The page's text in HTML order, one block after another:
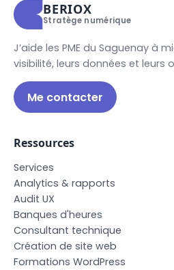
BERIOX
Stratège numérique
J’aide les PME du Saguenay à
visibilité, leurs données et leurs
Me contacter
Ressources
Services
Analytics & rapports
Audit UX
Banques d'heures
Consultant technique
Création de site web
Formations WordPress